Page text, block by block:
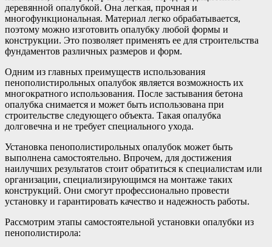
деревянной опалубкой. Она легкая, прочная и
многофункциональная. Материал легко обрабатывается,
поэтому можно изготовить опалубку любой формы и
конструкции. Это позволяет применять ее для строительства
фундаментов различных размеров и форм.
Одним из главных преимуществ использования
пенополистирольных опалубок является возможность их
многократного использования. После застывания бетона
опалубка снимается и может быть использована при
строительстве следующего объекта. Такая опалубка
долговечна и не требует специального ухода.
Установка пенополистирольных опалубок может быть
выполнена самостоятельно. Впрочем, для достижения
наилучших результатов стоит обратиться к специалистам или
организации, специализирующимся на монтаже таких
конструкций. Они смогут профессионально провести
установку и гарантировать качество и надежность работы.
Рассмотрим этапы самостоятельной установки опалубки из
пенополистирола: